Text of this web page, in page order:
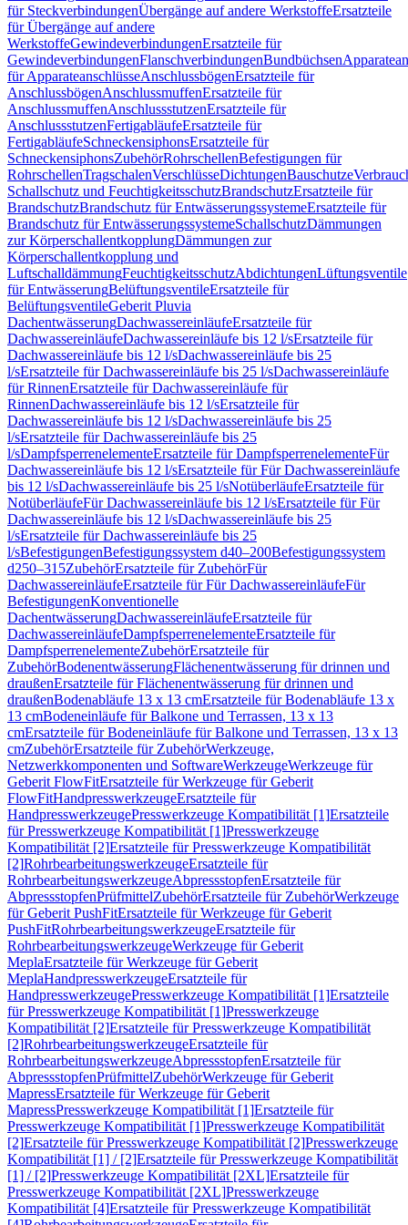
für SteckverbindungenÜbergänge auf andere WerkstoffeErsatzteile
für Übergänge auf andere
WerkstoffeGewindeverbindungenErsatzteile für
GewindeverbindungenFlanschverbindungenBundbüchsen
für ApparateanschlüsseAnschlussbögenErsatzteile für
AnschlussbögenAnschlussmuffenErsatzteile für
AnschlussmuffenAnschlussstutzenErsatzteile für
AnschlussstutzenFertigabläufeErsatzteile für
FertigabläufeSchneckensiphonsErsatzteile für
SchneckensiphonsZubehörRohrschellenBefestigungen für
RohrschellenTragschalenVerschlüsseDichtungenBauschutze
Schallschutz und FeuchtigkeitsschutzBrandschutzErsatzteile für
BrandschutzBrandschutz für EntwässerungssystemeErsatzteile für
Brandschutz für EntwässerungssystemeSchallschutzDämmungen
zur KörperschallentkopplungDämmungen zur
Körperschallentkopplung und
LuftschalldämmungFeuchtigkeitsschutzAbdichtungenLüftungsventile
für EntwässerungBelüftungsventileErsatzteile für
BelüftungsventileGeberit Pluvia
DachentwässerungDachwassereinläufeErsatzteile für
DachwassereinläufeDachwassereinläufe bis 12 l/sErsatzteile für
Dachwassereinläufe bis 12 l/sDachwassereinläufe bis 25
l/sErsatzteile für Dachwassereinläufe bis 25 l/sDachwassereinläufe
für RinnenErsatzteile für Dachwassereinläufe für
RinnenDachwassereinläufe bis 12 l/sErsatzteile für
Dachwassereinläufe bis 12 l/sDachwassereinläufe bis 25
l/sErsatzteile für Dachwassereinläufe bis 25
l/sDampfsperrenelementeErsatzteile für DampfsperrenelementeFür
Dachwassereinläufe bis 12 l/sErsatzteile für Für Dachwassereinläufe
bis 12 l/sDachwassereinläufe bis 25 l/sNotüberläufeErsatzteile für
NotüberläufeFür Dachwassereinläufe bis 12 l/sErsatzteile für Für
Dachwassereinläufe bis 12 l/sDachwassereinläufe bis 25
l/sErsatzteile für Dachwassereinläufe bis 25
l/sBefestigungenBefestigungssystem d40–200Befestigungssystem
d250–315ZubehörErsatzteile für ZubehörFür
DachwassereinläufeErsatzteile für Für DachwassereinläufeFür
BefestigungenKonventionelle
DachentwässerungDachwassereinläufeErsatzteile für
DachwassereinläufeDampfsperrenelementeErsatzteile für
DampfsperrenelementeZubehörErsatzteile für
ZubehörBodenentwässerungFlächenentwässerung für drinnen und
draußenErsatzteile für Flächenentwässerung für drinnen und
draußenBodenabläufe 13 x 13 cmErsatzteile für Bodenabläufe 13 x
13 cmBodeneinläufe für Balkone und Terrassen, 13 x 13
cmErsatzteile für Bodeneinläufe für Balkone und Terrassen, 13 x 13
cmZubehörErsatzteile für ZubehörWerkzeuge,
Netzwerkkomponenten und SoftwareWerkzeugeWerkzeuge für
Geberit FlowFitErsatzteile für Werkzeuge für Geberit
FlowFitHandpresswerkzeugeErsatzteile für
HandpresswerkzeugePresswerkzeuge Kompatibilität [1]Ersatzteile
für Presswerkzeuge Kompatibilität [1]Presswerkzeuge
Kompatibilität [2]Ersatzteile für Presswerkzeuge Kompatibilität
[2]RohrbearbeitungswerkzeugeErsatzteile für
RohrbearbeitungswerkzeugeAbpressstopfenErsatzteile für
AbpressstopfenPrüfmittelZubehörErsatzteile für ZubehörWerkzeuge
für Geberit PushFitErsatzteile für Werkzeuge für Geberit
PushFitRohrbearbeitungswerkzeugeErsatzteile für
RohrbearbeitungswerkzeugeWerkzeuge für Geberit
MeplaErsatzteile für Werkzeuge für Geberit
MeplaHandpresswerkzeugeErsatzteile für
HandpresswerkzeugePresswerkzeuge Kompatibilität [1]Ersatzteile
für Presswerkzeuge Kompatibilität [1]Presswerkzeuge
Kompatibilität [2]Ersatzteile für Presswerkzeuge Kompatibilität
[2]RohrbearbeitungswerkzeugeErsatzteile für
RohrbearbeitungswerkzeugeAbpressstopfenErsatzteile für
AbpressstopfenPrüfmittelZubehörWerkzeuge für Geberit
MapressErsatzteile für Werkzeuge für Geberit
MapressPresswerkzeuge Kompatibilität [1]Ersatzteile für
Presswerkzeuge Kompatibilität [1]Presswerkzeuge Kompatibilität
[2]Ersatzteile für Presswerkzeuge Kompatibilität [2]Presswerkzeuge
Kompatibilität [1] / [2]Ersatzteile für Presswerkzeuge Kompatibilität
[1] / [2]Presswerkzeuge Kompatibilität [2XL]Ersatzteile für
Presswerkzeuge Kompatibilität [2XL]Presswerkzeuge
Kompatibilität [4]Ersatzteile für Presswerkzeuge Kompatibilität